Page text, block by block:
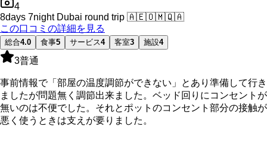
4
8days 7night Dubai round trip 🇦🇪🇴🇲🇶🇦
この口コミの詳細を見る
総合4.0 食事5 サービス4 客室3 施設4
3普通
事前情報で「部屋の温度調節ができない」とあり準備して行き
ましたが問題無く調節出来ました。ベッド回りにコンセントが
無いのは不便でした。それとポットのコンセント部分の接触が
悪く使うときは支えが要りました。